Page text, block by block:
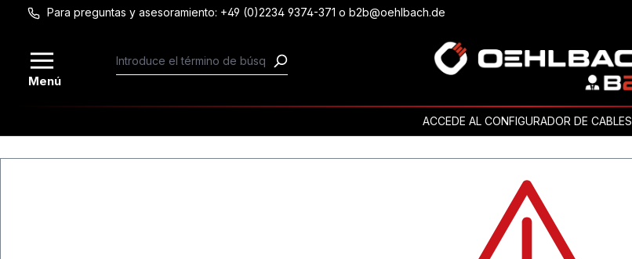
Saltar al contenido principal
Para preguntas y asesoramiento: +49 (0)2234 9374-371 o b2b@oehlbach.de
Menú
ACCEDE AL CONFIGURADOR DE CABLES